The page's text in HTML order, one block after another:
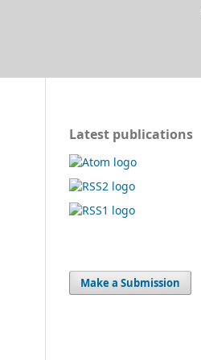
Latest publications
Make a Submission